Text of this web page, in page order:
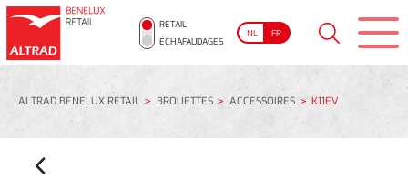
RETAIL
ÉCHAFAUDAGES
NL FR
ALTRAD BENELUX RETAIL BROUETTES ACCESSOIRES K11EV